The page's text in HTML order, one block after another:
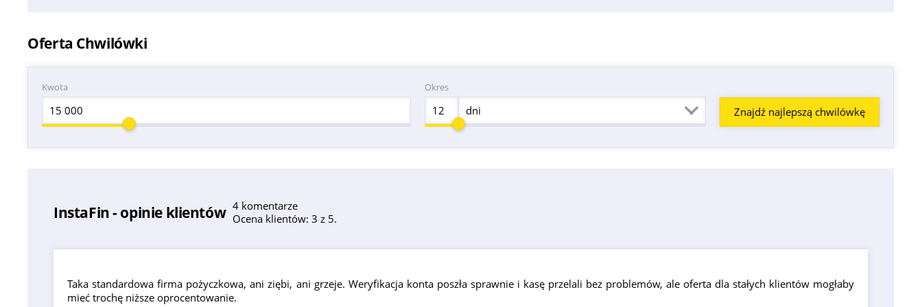
Oferta Chwilówki
Kwota Okres
dni
InstaFin - opinie klientów 4 komentarze
Ocena klientów: 3 z 5.
Taka standardowa firma pożyczkowa, ani ziębi, ani grzeje. Weryfikacja konta poszła sprawnie i kasę przelali bez problemów, ale oferta dla stałych klientów mogłaby
mieć trochę niższe oprocentowanie.